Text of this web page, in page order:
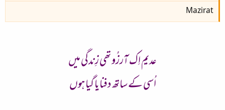
Mazirat
عدیم اِک آرزُو تھی زِندگی میں
اُسی کے ساتھ دفنایا گیا ہوں